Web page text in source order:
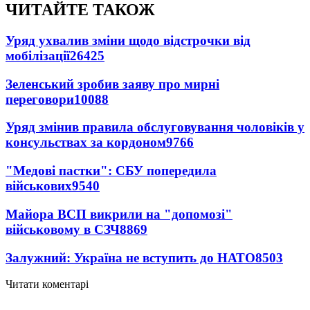
ЧИТАЙТЕ ТАКОЖ
Уряд ухвалив зміни щодо відстрочки від
мобілізації26425
Зеленський зробив заяву про мирні
переговори10088
Уряд змінив правила обслуговування чоловіків у
консульствах за кордоном9766
"Медові пастки": СБУ попередила
військових9540
Майора ВСП викрили на "допомозі"
військовому в СЗЧ8869
Залужний: Україна не вступить до НАТО8503
Читати коментарі